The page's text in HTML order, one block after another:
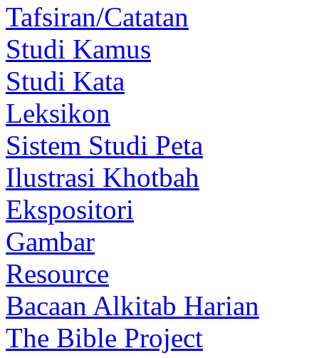
Tafsiran/Catatan
Studi Kamus
Studi Kata
Leksikon
Sistem Studi Peta
Ilustrasi Khotbah
Ekspositori
Gambar
Resource
Bacaan Alkitab Harian
The Bible Project